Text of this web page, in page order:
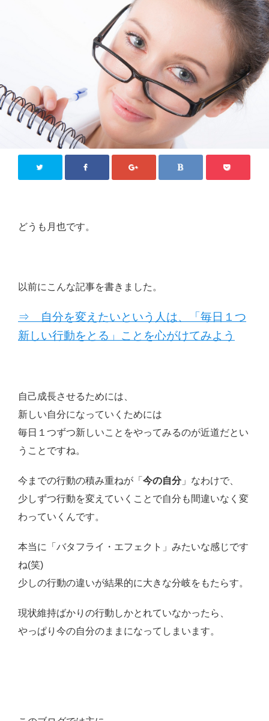
どうも月也です。
以前にこんな記事を書きました。
⇒ 自分を変えたいという人は、「毎日１つ
新しい行動をとる」ことを心がけてみよう
自己成長させるためには、
新しい自分になっていくためには
毎日１つずつ新しいことをやってみるのが近道だとい
うことですね。
今までの行動の積み重ねが「 今の自分」なわけで、
少しずつ行動を変えていくことで自分も間違いなく変
わっていくんです。
本当に「バタフライ・エフェクト」みたいな感じです
ね(笑)
少しの行動の違いが結果的に大きな分岐をもたらす。
現状維持ばかりの行動しかとれていなかったら、
やっぱり今の自分のままになってしまいます。